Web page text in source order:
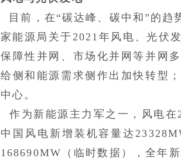
目前，在“碳达峰、碳中和”的趋
家能源局关于2021年风电、光伏
保障性并网、市场化并网等并网
给侧和能源需求侧作出加快转型
中心。
作为新能源主力军之一，风电在
中国风电新增装机容量达
168690MW（临时数据），全年